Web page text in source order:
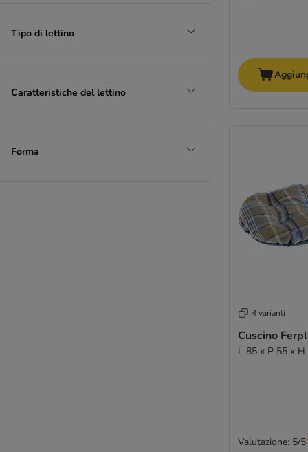
Tipo di lettino
Caratteristiche del lettino
Forma
4 varianti
Cuscino
L 85 x P 55 x H
Valutazione: 5/5